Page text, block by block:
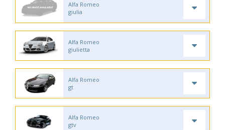
Alfa Romeo
giulia
Alfa Romeo
giulietta
Alfa Romeo
gt
Alfa Romeo
gtv